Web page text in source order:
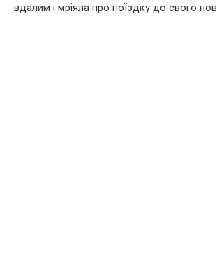
вдалим і мріяла про поїздку до свого